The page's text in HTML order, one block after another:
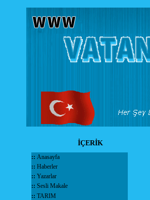
İÇERİK
:: Anasayfa
:: Haberler
:: Yazarlar
:: Sesli Makale
:: TARIM